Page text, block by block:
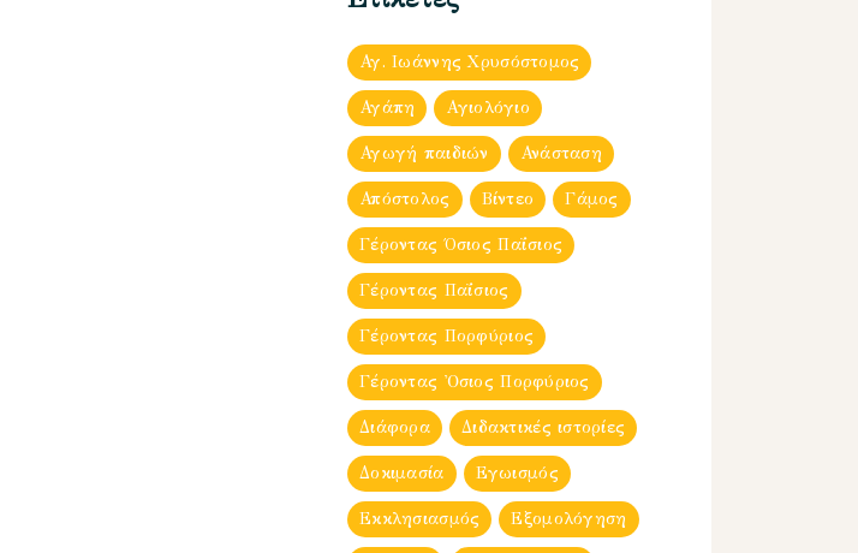
Αγ. Ιωάννης Χρυσόστομος
Αγάπη Αγιολόγιο
Αγωγή παιδιών Ανάσταση
Απόστολος Βίντεο Γάμος
Γέροντας Όσιος Παΐσιος
Γέροντας Παΐσιος
Γέροντας Πορφύριος
Γέροντας Ὀσιος Πορφύριος
Διάφορα Διδακτικές ιστορίες
Δοκιμασία Εγωισμός
Εκκλησιασμός Εξομολόγηση